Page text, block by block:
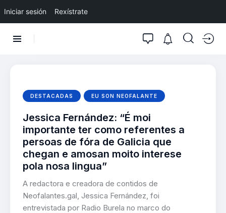
Iniciar sesión Rexístrate
DESTACADAS EU SON NEOFALANTE
Jessica Fernández: “É moi
importante ter como referentes a
persoas de fóra de Galicia que
chegan e amosan moito interese
pola nosa lingua”
A redactora e creadora de contidos de
Neofalantes.gal, Jessica Fernández, foi
entrevistada por Radio Burela no marco do